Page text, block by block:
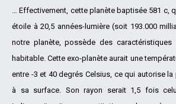
… Effectivement, cette planète baptisée 581 c,
étoile à 20,5 années-lumière (soit 193.000
notre planète, possède des caractéristiques
habitable. Cette exo-planète aurait une
entre -3 et 40 degrés Celsius, ce qui autorise la
à sa surface. Son rayon serait 1,5 fois